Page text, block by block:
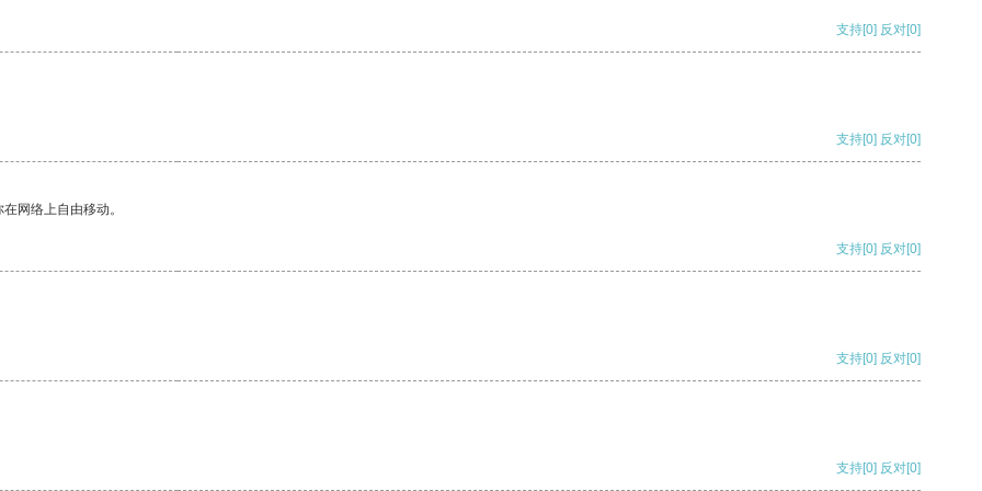
支持[0] 反对[0]
支持[0] 反对[0]
网络上自由移动。
支持[0] 反对[0]
支持[0] 反对[0]
支持[0] 反对[0]